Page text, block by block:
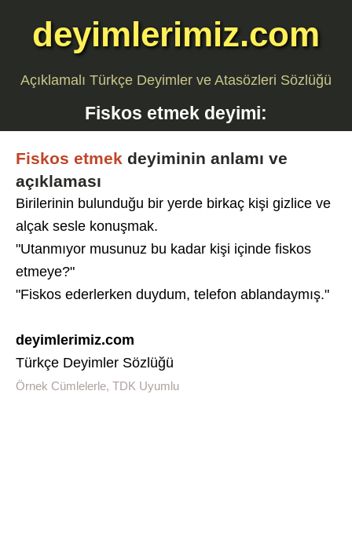
deyimlerimiz.com
Açıklamalı Türkçe Deyimler ve Atasözleri Sözlüğü
Fiskos etmek deyimi:
Fiskos etmek deyiminin anlamı ve
açıklaması
Birilerinin bulunduğu bir yerde birkaç kişi gizlice ve
alçak sesle konuşmak.
"Utanmıyor musunuz bu kadar kişi içinde fiskos
etmeye?"
"Fiskos ederlerken duydum, telefon ablandaymış."
deyimlerimiz.com
Türkçe Deyimler Sözlüğü
Örnek Cümlelerle, TDK Uyumlu